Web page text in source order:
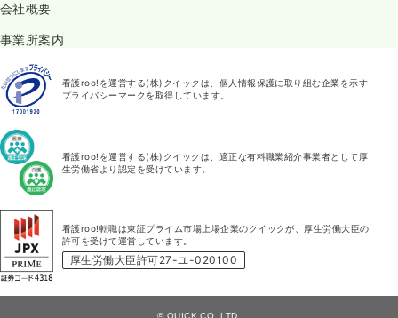
会社概要
事業所案内
看護roo!を運営する(株)クイックは、個人情報保護に取り組む企業を示す
プライバシーマークを取得しています。
看護roo!を運営する(株)クイックは、適正な有料職業紹介事業者として厚
生労働省より認定を受けています。
看護roo!転職は東証プライム市場上場企業のクイックが、厚生労働大臣の
許可を受けて運営しています。
厚生労働大臣許可27-ユ-020100
© QUICK CO.,LTD.